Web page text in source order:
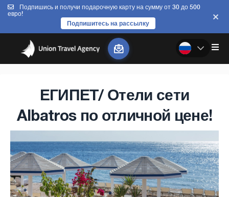
Подпишись и получи подарочную карту на сумму от 30 до 500
евро!
Подпишитесь на рассылку
ЕГИПЕТ/ Отели сети
Albatros по отличной цене!